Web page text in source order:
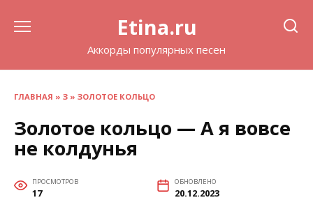
Etina.ru
Аккорды популярных песен
ГЛАВНАЯ » З » ЗОЛОТОЕ КОЛЬЦО
Золотое кольцо — А я вовсе
не колдунья
ПРОСМОТРОВ
17
ОБНОВЛЕНО
20.12.2023